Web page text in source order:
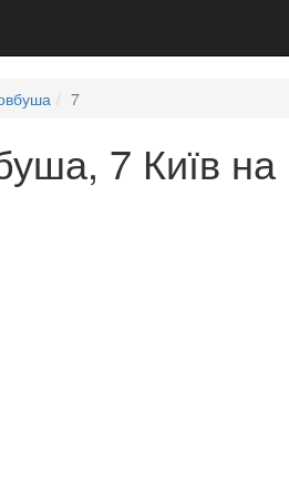
7
7 Київ на